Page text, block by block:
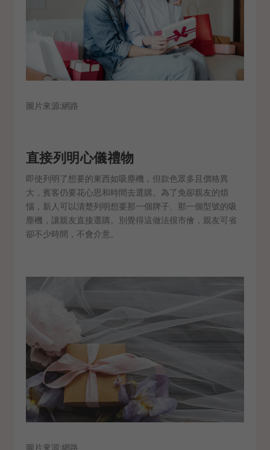
圖片來源:網路
直接列明心儀禮物
即使列明了想要的東西如吸塵機，但款色眾多且價格異
大，賓客仍要花心思和時間去選購。為了免卻親友的煩
惱，新人可以清楚列明想要那一個牌子、那一個型號的吸
塵機，讓親友直接選購。別覺得這做法很市儈，親友可省
卻不少時間，不會介意。
圖片來源:網路